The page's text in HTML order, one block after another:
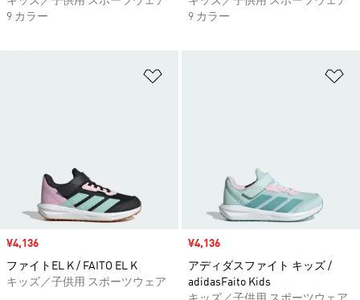
9 カラー
9 カラー
セール価格
¥4,136
ファイトEL K / FAITO EL K
キッズ／子供用 スポーツウェア
セール価格
¥4,136
アディダスファイト キッズ /
adidasFaito Kids